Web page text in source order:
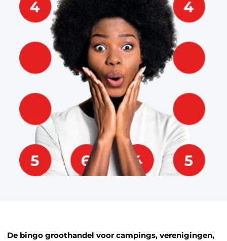
De bingo groothandel voor campings, verenigingen,